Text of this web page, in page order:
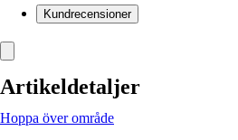
Kundrecensioner
Artikeldetaljer
Hoppa över område